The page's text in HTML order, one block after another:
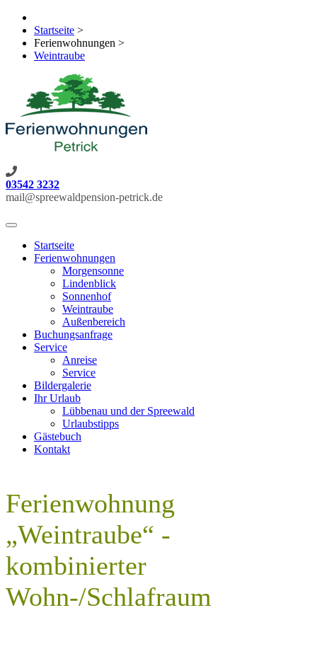
Startseite >
Ferienwohnungen >
Weintraube
03542 3232
mail@spreewaldpension-petrick.de
Toggle
navigationStartseite
Ferienwohnungen
Morgensonne
Lindenblick
Sonnenhof
Weintraube
Außenbereich
Buchungsanfrage
Service
Anreise
Service
Bildergalerie
Ihr Urlaub
Lübbenau und der Spreewald
Urlaubstipps
Gästebuch
Kontakt
Ferienwohnung
„Weintraube“ -
kombinierter
Wohn-/Schlafraum